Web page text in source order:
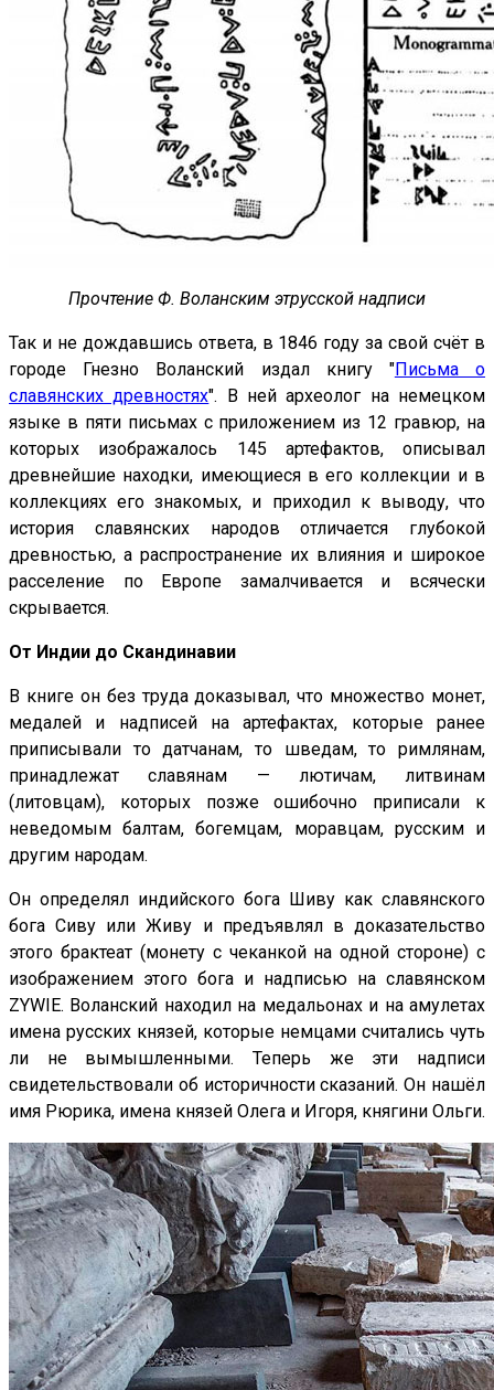
Прочтение Ф. Воланским этрусской надписи
Так и не дождавшись ответа, в 1846 году за свой счёт в
городе Гнезно Воланский издал книгу "Письма о
славянских древностях". В ней археолог на немецком
языке в пяти письмах с приложением из 12 гравюр, на
которых изображалось 145 артефактов, описывал
древнейшие находки, имеющиеся в его коллекции и в
коллекциях его знакомых, и приходил к выводу, что
история славянских народов отличается глубокой
древностью, а распространение их влияния и широкое
расселение по Европе замалчивается и всячески
скрывается.
От Индии до Скандинавии
В книге он без труда доказывал, что множество монет,
медалей и надписей на артефактах, которые ранее
приписывали то датчанам, то шведам, то римлянам,
принадлежат славянам — лютичам, литвинам
(литовцам), которых позже ошибочно приписали к
неведомым балтам, богемцам, моравцам, русским и
другим народам.
Он определял индийского бога Шиву как славянского
бога Сиву или Живу и предъявлял в доказательство
этого брактеат (монету с чеканкой на одной стороне) с
изображением этого бога и надписью на славянском
ZYWIE. Воланский находил на медальонах и на амулетах
имена русских князей, которые немцами считались чуть
ли не вымышленными. Теперь же эти надписи
свидетельствовали об историчности сказаний. Он нашёл
имя Рюрика, имена князей Олега и Игоря, княгини Ольги.